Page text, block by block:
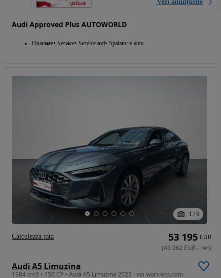
Vezi anunțurile
Audi Approved Plus AUTOWORLD
Finantare Service Service roti Spalatorie auto
1 / 6
Audi A5 Limuzina
1984 cm3 • 150 CP • Audi A5 Limuzina 2025 - via workleto.com
53 195 EUR
(43 962 EUR- net)
Calculeaza rata